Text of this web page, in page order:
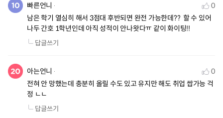
빠른언니
0
남은 학기 열심히 해서 3점대 후반되면 완전 가능한데??  할 수 있어
나두 간호 1학년인데 아직 성적이 안나왓다ㅠ 같이 화이팅!!
답글쓰기
아는언니
0
전혀 안 망했는데 충분히 올릴 수도 있고 유지만 해도 취업 쌉가능 걱
정 ㄴㄴ
답글쓰기